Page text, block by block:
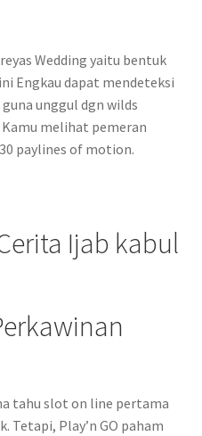
Wedding yaitu bentuk
Engkau dapat mendeteksi
unggul dgn wilds
melihat pemeran
paylines of motion.
Ijab kabul
tahu slot on line pertama
Play’n GO paham